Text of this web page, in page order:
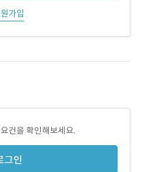
가입
건을 확인해보세요.
그인